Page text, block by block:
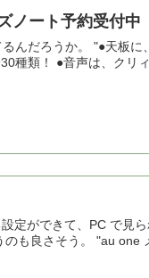
ノート予約受付中
んだろうか。 "●天板
田貴子）による
定ができて、PC で見
も良さそう。 "au one